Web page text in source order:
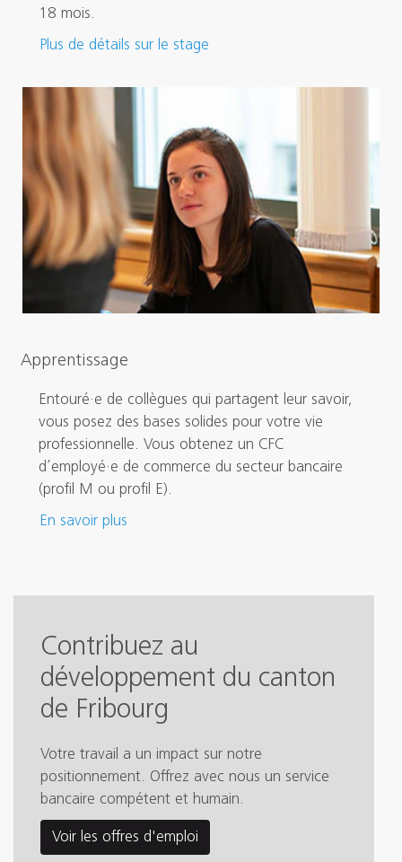
18 mois.
Plus de détails sur le stage
Apprentissage
Entouré·e de collègues qui partagent leur savoir,
vous posez des bases solides pour votre vie
professionnelle. Vous obtenez un CFC
d’employé·e de commerce du secteur bancaire
(profil M ou profil E).
En savoir plus
Contribuez au
développement du canton
de Fribourg
Votre travail a un impact sur notre
positionnement. Offrez avec nous un service
bancaire compétent et humain.
Voir les offres d'emploi